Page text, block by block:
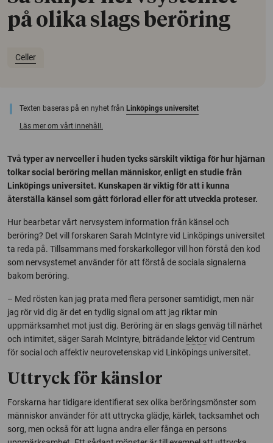
på olika slags beröring
Celler
Texten baseras på en nyhet från Linköpings universitet
Läs mer om vårt innehåll.
Två typer av nervceller i huden tycks särskilt viktiga för hur hjärnan
tolkar social beröring mellan människor, enligt en studie från
Linköpings universitet. Kunskapen är viktig för att i kunna
återställa känsel som gått förlorad eller för att utveckla proteser.
Hur bearbetar vårt nervsystem information från känsel och
beröring? Det vill forskaren Sarah McIntyre vid Linköpings universitet
ta reda på. Tillsammans med forskarkollegor vill hon förstå den kod
som nervsystemet använder för att förstå de sociala signalerna
bakom beröring.
– Med rösten kan jag prata med flera personer samtidigt, men när
jag rör vid dig är det en tydlig signal om att jag riktar min
uppmärksamhet mot just dig. Beröring är en slags genväg till närhet
och intimitet, säger Sarah McIntyre, biträdande lektorvid Centrum
för social och affektiv neurovetenskap vid Linköpings universitet.
Uttryck för känslor
Forskarna har tidigare identifierat sex olika beröringsmönster som
människor använder för att uttrycka glädje, kärlek, tacksamhet och
sorg, men också för att lugna andra eller fånga en persons